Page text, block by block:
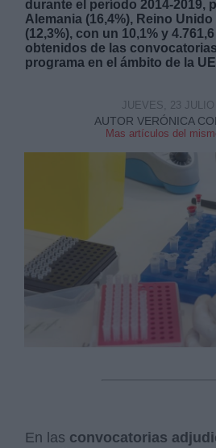
durante el período 2014-2019,
Alemania (16,4%), Reino
(12,3%), con un 10,1% y
obtenidos de las
programa en el ámbito de la
AUTOR VERÓNICA
Mas artículos del
JUEVES, 23 JULIO
En las convocatorias